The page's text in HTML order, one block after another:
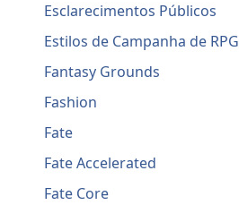
Esclarecimentos Públicos
Estilos de Campanha de RPG
Fantasy Grounds
Fashion
Fate
Fate Accelerated
Fate Core